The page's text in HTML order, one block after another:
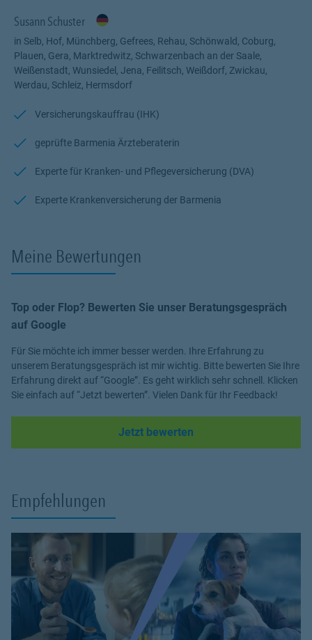
Durch meine Weiterbildung zur Ärzteberaterin bin ich die 1.
Coburg, Wunsiedel, Gefrees, Schönwald, Plauen, Gera, Jena.
Gerne stehe ich Ihnen mit Rat und Tat zur Seite. Eine E-Mail/Ein
Anruf genügt.
Susann Schuster
in Selb, Hof, Münchberg, Gefrees, Rehau, Schönwald, Coburg,
Plauen, Gera, Marktredwitz, Schwarzenbach an der Saale,
Weißenstadt, Wunsiedel, Jena, Feilitsch, Weißdorf, Zwickau,
Werdau, Schleiz, Hermsdorf
Versicherungskauffrau (IHK)
geprüfte Barmenia Ärzteberaterin
Experte für Kranken- und Pflegeversicherung (DVA)
Experte Krankenversicherung der Barmenia
Meine Bewertungen
Top oder Flop? Bewerten Sie unser Beratungsgespräch
auf Google
Für Sie möchte ich immer besser werden. Ihre Erfahrung zu
unserem Beratungsgespräch ist mir wichtig. Bitte bewerten Sie Ihre
Erfahrung direkt auf “Google”. Es geht wirklich sehr schnell. Klicken
Sie einfach auf “Jetzt bewerten”. Vielen Dank für Ihr Feedback!
Jetzt bewerten
Empfehlungen